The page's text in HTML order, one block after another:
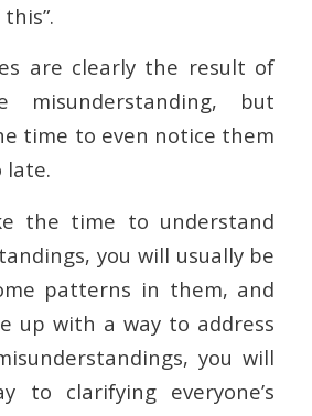
are clearly the result of
but
time to even notice them
late.
the time to understand
you will usually be
patterns in them, and
up with a way to address
you will
to clarifying everyone’s